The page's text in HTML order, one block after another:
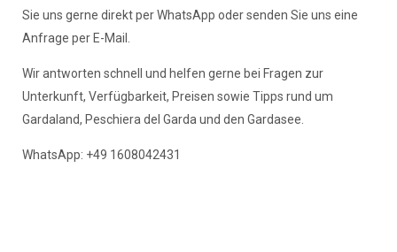
Sie uns gerne direkt per WhatsApp oder senden Sie uns eine
Anfrage per E-Mail.
Wir antworten schnell und helfen gerne bei Fragen zur
Unterkunft, Verfügbarkeit, Preisen sowie Tipps rund um
Gardaland, Peschiera del Garda und den Gardasee.
WhatsApp: +49 1608042431